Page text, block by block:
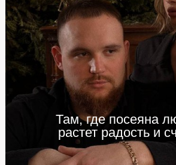
Там, где посеяна
растет радость и